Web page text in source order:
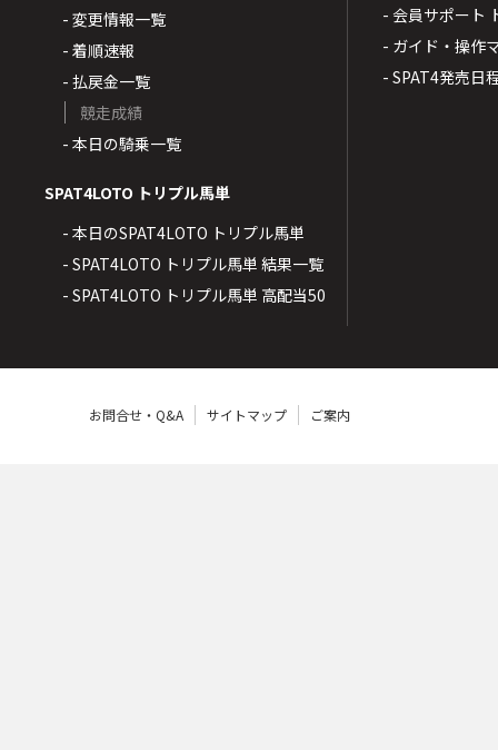
- 変更情報一覧
- 着順速報
- 払戻金一覧
競走成績
- 本日の騎乗一覧
SPAT4LOTO トリプル馬単
- 本日のSPAT4LOTO トリプル馬単
- SPAT4LOTO トリプル馬単 結果一覧
- SPAT4LOTO トリプル馬単 高配当50
- 会員サポート
- ガイド・操作
- SPAT4発売日
お問合せ・Q&A サイトマップ ご案内